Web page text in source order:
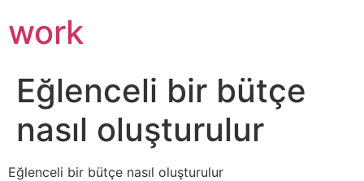
work
Eğlenceli bir bütçe
nasıl oluşturulur
Eğlenceli bir bütçe nasıl oluşturulur